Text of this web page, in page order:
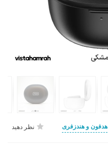
هدفون و هندزفری نظر دهید